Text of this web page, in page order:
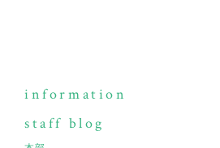
information
staff blog